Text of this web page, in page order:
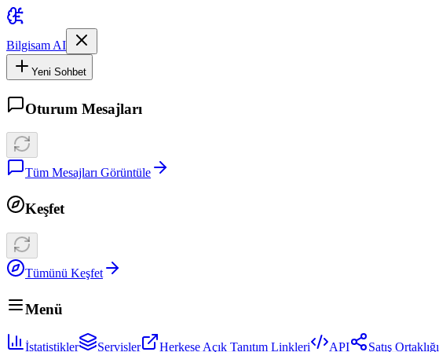
Bilgisam AI
Yeni Sohbet
Oturum Mesajları
Tüm Mesajları Görüntüle
Keşfet
Tümünü Keşfet
Menü
İstatistikler Servisler Herkese Açık Tanıtım Linkleri API Satış Ortaklığı